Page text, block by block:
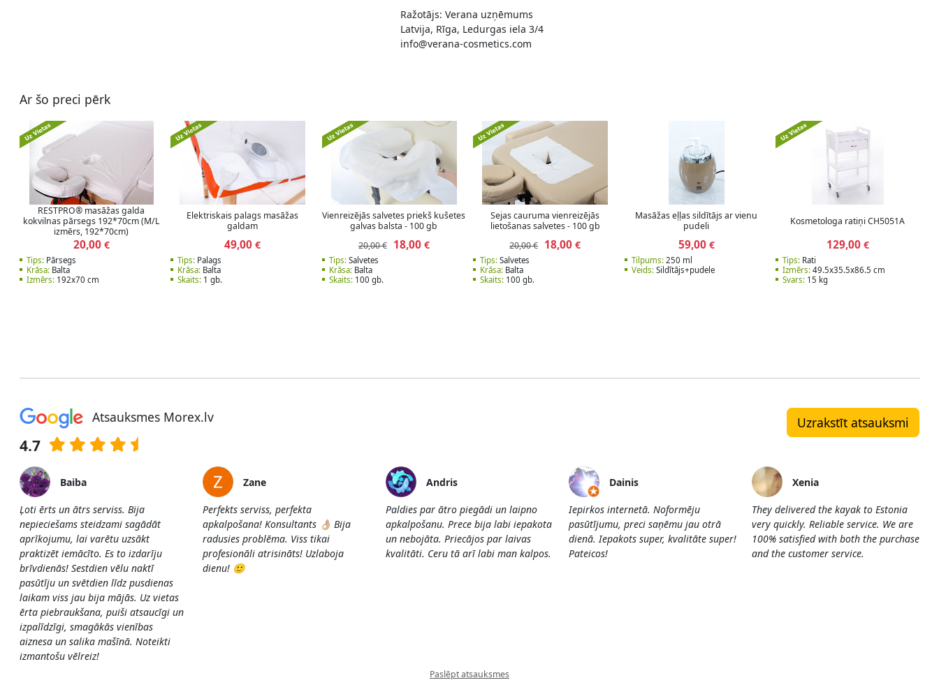
Ražotājs: Verana uzņēmums
Latvija, Rīga, Ledurgas iela 3/4
info@verana-cosmetics.com
Ar šo preci pērk
RESTPRO® masāžas galda
kokvilnas pārsegs 192*70cm (M/L
izmērs, 192*70cm)
20,00€
Tips:Pārsegs
Krāsa:Balta
Izmērs:192x70 cm
Elektriskais palags masāžas
galdam
49,00 €
Tips: Palags
Krāsa: Balta
Skaits: 1 gb.
Vienreizējās salvetes priekš kušetes
galvas balsta - 100 gb
20,00 €
18,00€
Tips:Salvetes
Krāsa:Balta
Skaits:100 gb.
Sejas cauruma vienreizējās
lietošanas salvetes - 100 gb
20,00 € 18,00 €
Tips: Salvetes
Krāsa: Balta
Skaits: 100 gb.
Masāžas eļļas sildītājs ar vienu
pudeli
59,00€
Tilpums:250 ml
Veids:Sildītājs+pudele
Kosmetologa ratiņi CH5051A
129,00€
Tips: Rati
Izmērs: 49.5x35.5x86.5 cm
Svars: 15 kg
Atsauksmes Morex.lv
4.7
Uzrakstīt atsauksmi
Baiba
Ļoti ērts un ātrs serviss. Bija
nepieciešams steidzami sagādāt
aprīkojumu, lai varētu uzsākt
praktizēt iemācīto. Es to izdarīju
brīvdienās! Sestdien vēlu naktī
pasūtīju un svētdien līdz pusdienas
laikam viss jau bija mājās. Uz vietas
ērta piebraukšana, puiši atsaucīgi un
izpalīdzīgi, smagākās vienības
aiznesa un salika mašīnā. Noteikti
izmantošu vēlreiz!
Zane
Perfekts serviss, perfekta
apkalpošana! Konsultants 👌🏼 Bija
radusies problēma. Viss tikai
profesionāli atrisināts! Uzlaboja
dienu! 🙂
Andris
Paldies par ātro piegādi un laipno
apkalpošanu. Prece bija labi iepakota
un nebojāta. Priecājos par laivas
kvalitāti. Ceru tā arī labi man kalpos.
Dainis
Iepirkos internetā. Noformēju
pasūtījumu, preci saņēmu jau otrā
dienā. Iepakots super, kvalitāte super!
Pateicos!
Xenia
They delivered the kayak to Estonia
very quickly. Reliable service. We are
100% satisfied with both the purchase
and the customer service.
Paslēpt atsauksmes